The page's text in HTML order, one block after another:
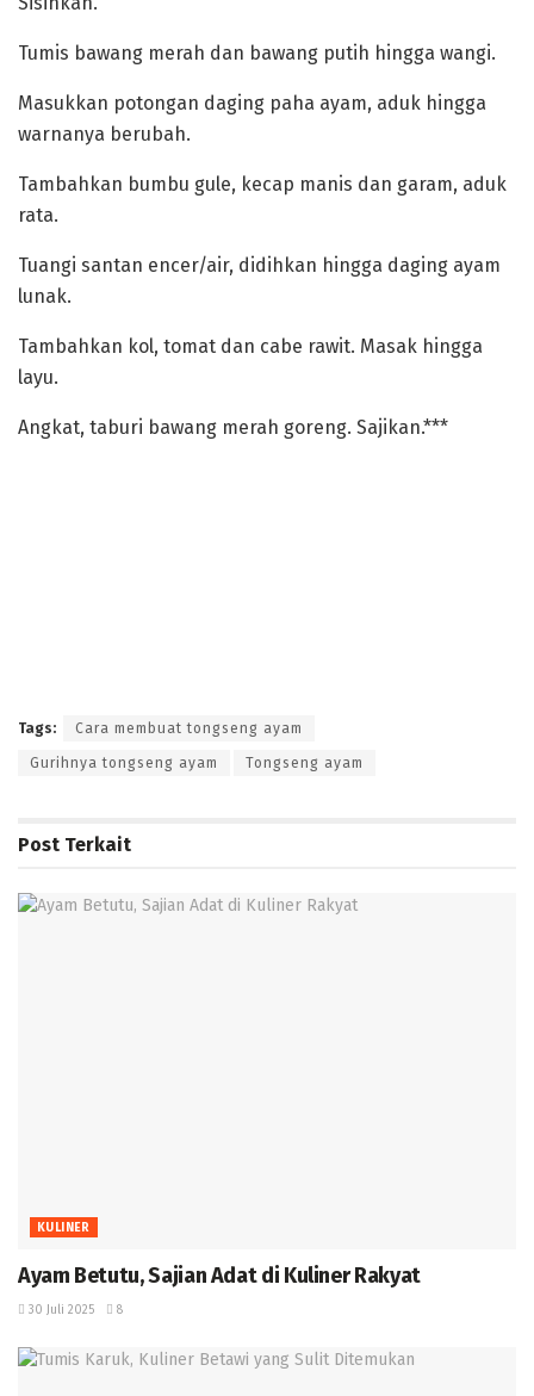
‎Tumis bawang merah dan bawang putih hingga wangi.
‎Masukkan potongan daging paha ayam, aduk hingga
warnanya berubah.
‎Tambahkan bumbu gule, kecap manis dan garam, aduk
rata.
‎Tuangi santan encer/air, didihkan hingga daging ayam
lunak.
‎Tambahkan kol, tomat dan cabe rawit. Masak hingga
layu.
‎Angkat, taburi bawang merah goreng. Sajikan.***
Tags: Cara membuat tongseng ayam
Gurihnya tongseng ayam Tongseng ayam
Post Terkait
KULINER
Ayam Betutu, Sajian Adat di Kuliner Rakyat ‎
30 Juli 2025 8